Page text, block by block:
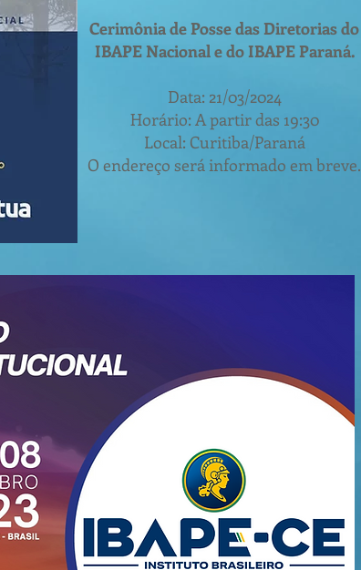
Cerimônia de Posse das Diretorias do
IBAPE Nacional e do IBAPE Paraná.
Data: 21/03/2024
Horário: A partir das 19:30
Local: Curitiba/Paraná
O endereço será informado em breve.